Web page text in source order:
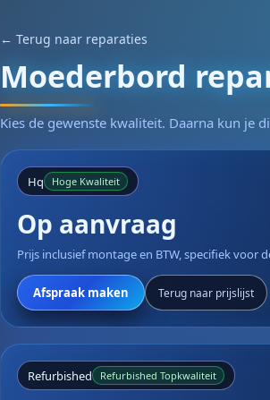
← Terug naar reparaties
Moederbord
Kies de gewenste kwaliteit. Daarna kun je
Hq Hoge Kwaliteit
Op aanvraag
Prijs inclusief montage en BTW, specifiek voor
Afspraak maken Terug naar prijslijst
Refurbished Refurbished Topkwaliteit